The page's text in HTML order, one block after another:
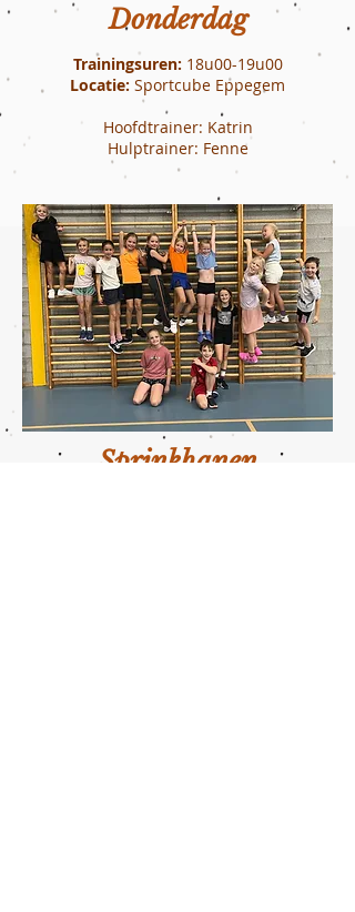
Donderdag
Trainingsuren: 18u00-19u00
Locatie: Sportcube Eppegem
Hoofdtrainer: Katrin
Hulptrainer: Fenne
Sprinkhanen